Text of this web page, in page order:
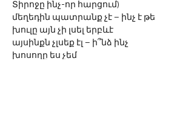
Տիրոջը ինչ-որ հարցում)
մեղեդին պատրանք չէ – ինչ է թե
խուլը այն չի լսել երբևէ
այսինքն չլսեք էլ – ի՞նձ ինչ
խոսողը ես չեմ